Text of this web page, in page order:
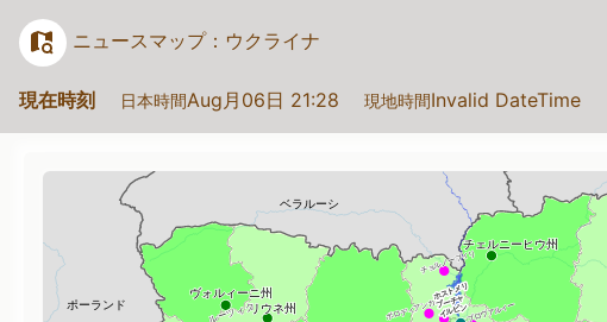
ニュースマップ：ウクライナ
現在時刻 日本時間Aug月06日 21:28 現地時間Invalid DateTime